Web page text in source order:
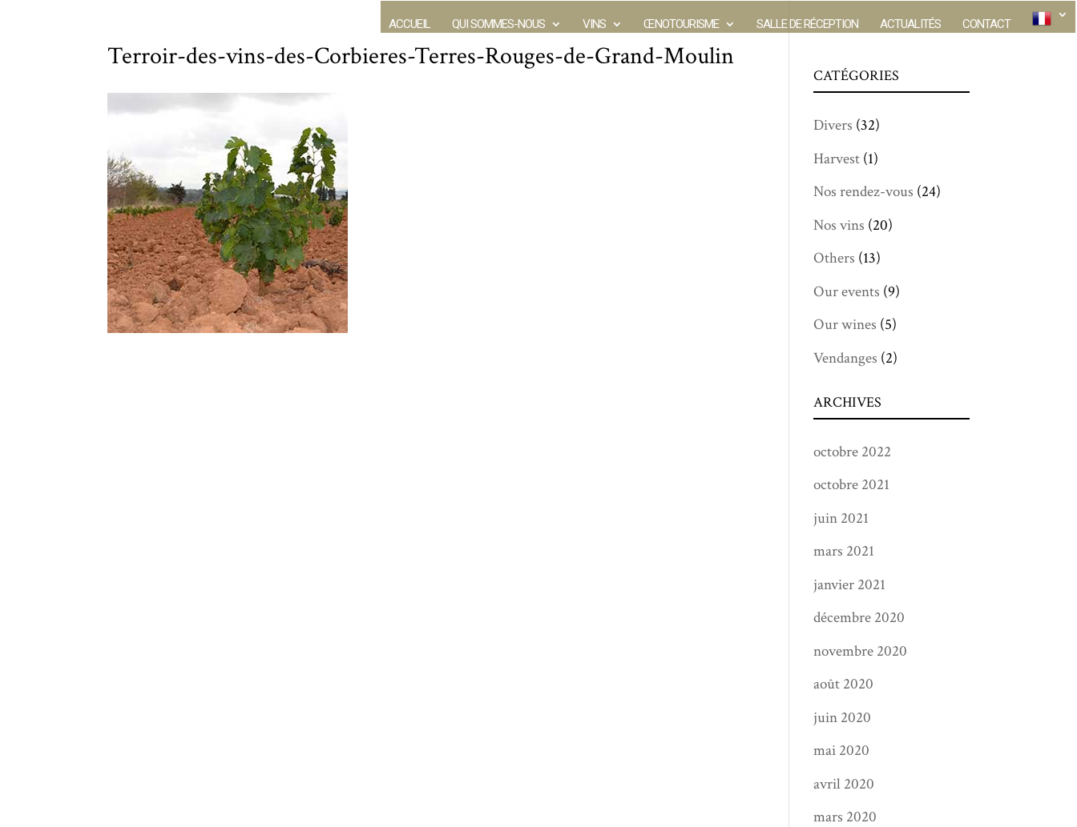
ACCUEIL QUI SOMMES-NOUS VINS ŒNOTOURISME SALLE DE RÉCEPTION ACTUALITÉS CONTACT
Terroir-des-vins-des-Corbieres-Terres-Rouges-de-Grand-Moulin
CATÉGORIES
Divers (32)
Harvest (1)
Nos rendez-vous (24)
Nos vins (20)
Others (13)
Our events (9)
Our wines (5)
Vendanges (2)
ARCHIVES
octobre 2022
octobre 2021
juin 2021
mars 2021
janvier 2021
décembre 2020
novembre 2020
août 2020
juin 2020
mai 2020
avril 2020
mars 2020